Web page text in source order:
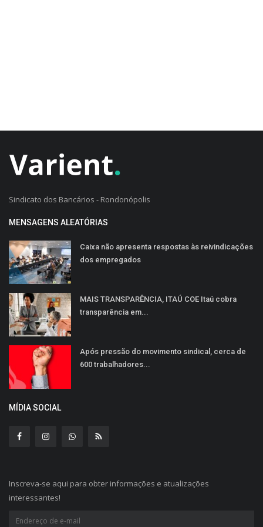
Sindicato dos Bancários - Rondonópolis
MENSAGENS ALEATÓRIAS
Caixa não apresenta respostas às reivindicações
dos empregados
MAIS TRANSPARÊNCIA, ITAÚ COE Itaú cobra
transparência em...
Após pressão do movimento sindical, cerca de
600 trabalhadores...
MÍDIA SOCIAL
Inscreva-se aqui para obter informações e atualizações
interessantes!